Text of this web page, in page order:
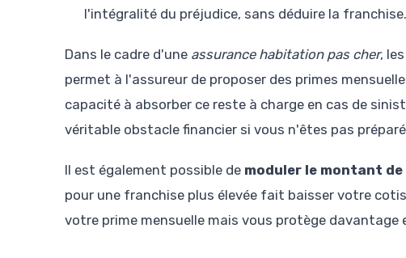
l'intégralité du préjudice, sans déduire la franchise.
Dans le cadre d'une assurance habitation pas cher,
permet à l'assureur de proposer des primes
capacité à absorber ce reste à charge en cas de
véritable obstacle financier si vous n'êtes pas
Il est également possible de moduler le montant
pour une franchise plus élevée fait baisser votre
votre prime mensuelle mais vous protège davantage